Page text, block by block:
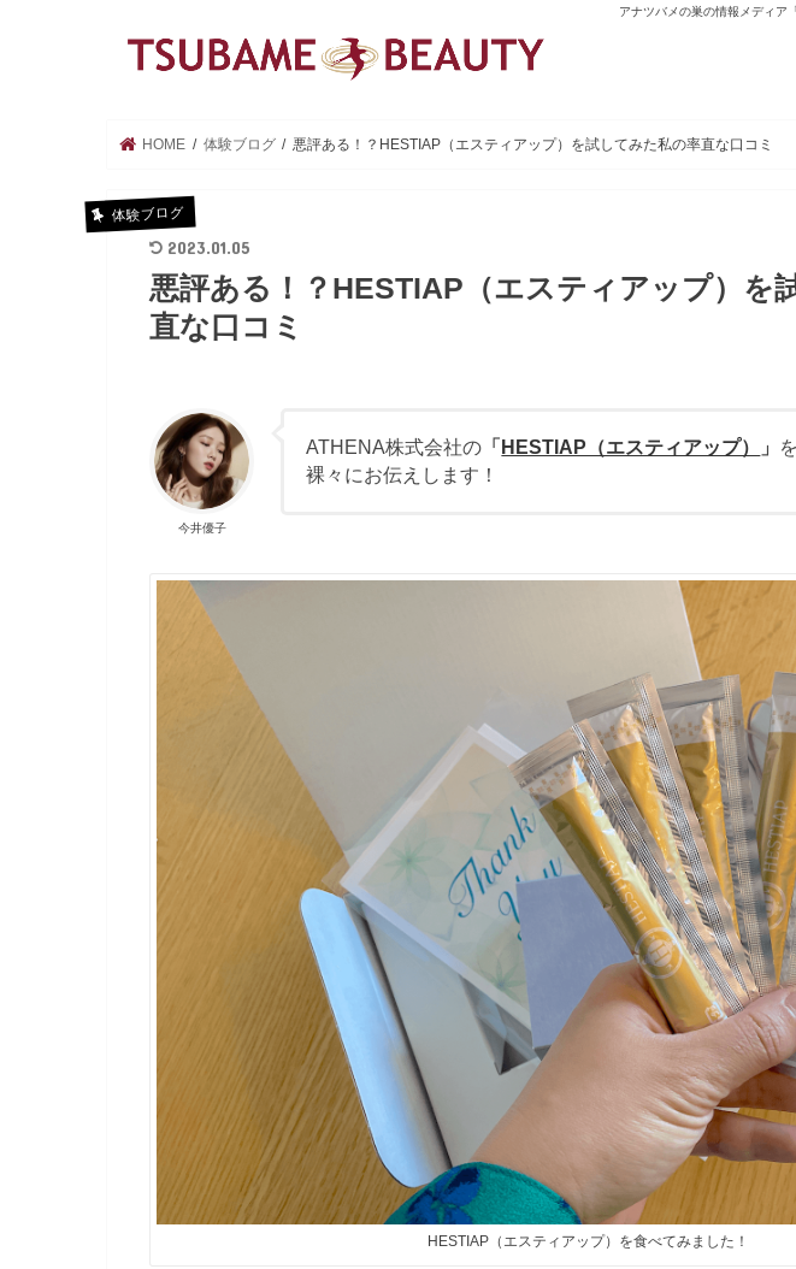
アナツバメの巣の情報メディ
HOME 体験ブログ 悪評ある！？HESTIAP（エスティアップ）を試してみた私の率直な口コミ
体験ブログ
2023.01.05
悪評ある！？HESTIAP（エスティアップ）を
直な口コミ
今井優子
ATHENA株式会社の 「 HESTIAP（エスティアップ） 」
裸々にお伝えします！
HESTIAP（エスティアップ）を食べてみました！